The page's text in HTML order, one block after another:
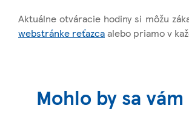
Aktuálne otváracie hodiny si môžu
webstránke reťazcaalebo priamo v
Mohlo by sa